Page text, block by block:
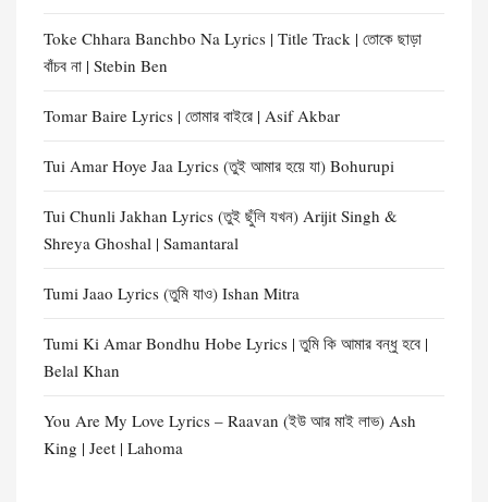
Toke Chhara Banchbo Na Lyrics | Title Track | তোকে ছাড়া
বাঁচব না | Stebin Ben
Tomar Baire Lyrics | তোমার বাইরে | Asif Akbar
Tui Amar Hoye Jaa Lyrics (তুই আমার হয়ে যা) Bohurupi
Tui Chunli Jakhan Lyrics (তুই ছুঁলি যখন) Arijit Singh &
Shreya Ghoshal | Samantaral
Tumi Jaao Lyrics (তুমি যাও) Ishan Mitra
Tumi Ki Amar Bondhu Hobe Lyrics | তুমি কি আমার বন্ধু হবে |
Belal Khan
You Are My Love Lyrics – Raavan (ইউ আর মাই লাভ) Ash
King | Jeet | Lahoma